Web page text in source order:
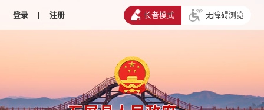
登录 | 注册 长者模式 无障碍浏览